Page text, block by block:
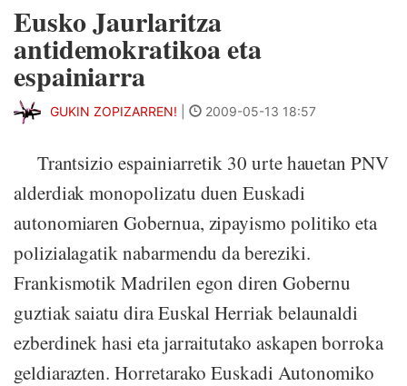
Eusko Jaurlaritza
antidemokratikoa eta
espainiarra
GUKIN ZOPIZARREN! 2009-05-13 18:57
Trantsizio espainiarretik 30 urte hauetan PNV
alderdiak monopolizatu duen Euskadi
autonomiaren Gobernua, zipayismo politiko eta
polizialagatik nabarmendu da bereziki.
Frankismotik Madrilen egon diren Gobernu
guztiak saiatu dira Euskal Herriak belaunaldi
ezberdinek hasi eta jarraitutako askapen borroka
geldiarazten. Horretarako Euskadi Autonomiko